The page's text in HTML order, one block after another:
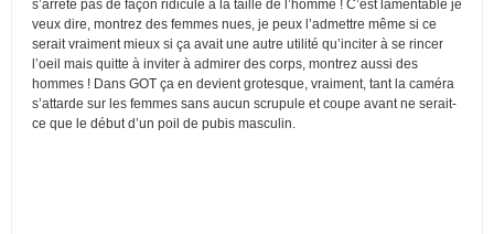
s’arrête pas de façon ridicule à la taille de l’homme ! C’est lamentable je
veux dire, montrez des femmes nues, je peux l’admettre même si ce
serait vraiment mieux si ça avait une autre utilité qu’inciter à se rincer
l’oeil mais quitte à inviter à admirer des corps, montrez aussi des
hommes ! Dans GOT ça en devient grotesque, vraiment, tant la caméra
s’attarde sur les femmes sans aucun scrupule et coupe avant ne serait-
ce que le début d’un poil de pubis masculin.